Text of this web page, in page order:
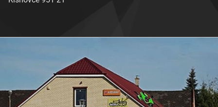
Aprilia-SR 50 Fun Master 00- [Aprilia]
Aprilia-SR 50 Racing 07/03- [Piaggio]
Aprilia-SR 50 Sport 00- [Aprilia]
Aprilia-SR 50 Sport 07/03- [Piaggio]
Aprilia-SR 50 Stealth
Aprilia-SR 50 Street [Piaggio]